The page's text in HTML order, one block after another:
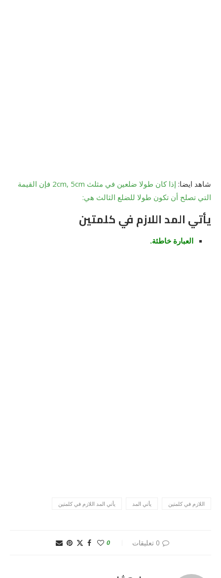
شاهد ايضا:
إذا كان طولا ضلعين في مثلث 2cm, 5cm فإن القيمة
التي تصلح أن تكون طولا للضلع الثالث هي:
يأتي المد اللازم في كلمتين
العبارة خاطئة.
اللازم في كلمتين يأتي المد يأتي المد اللازم في كلمتين
0 تعليقات 0